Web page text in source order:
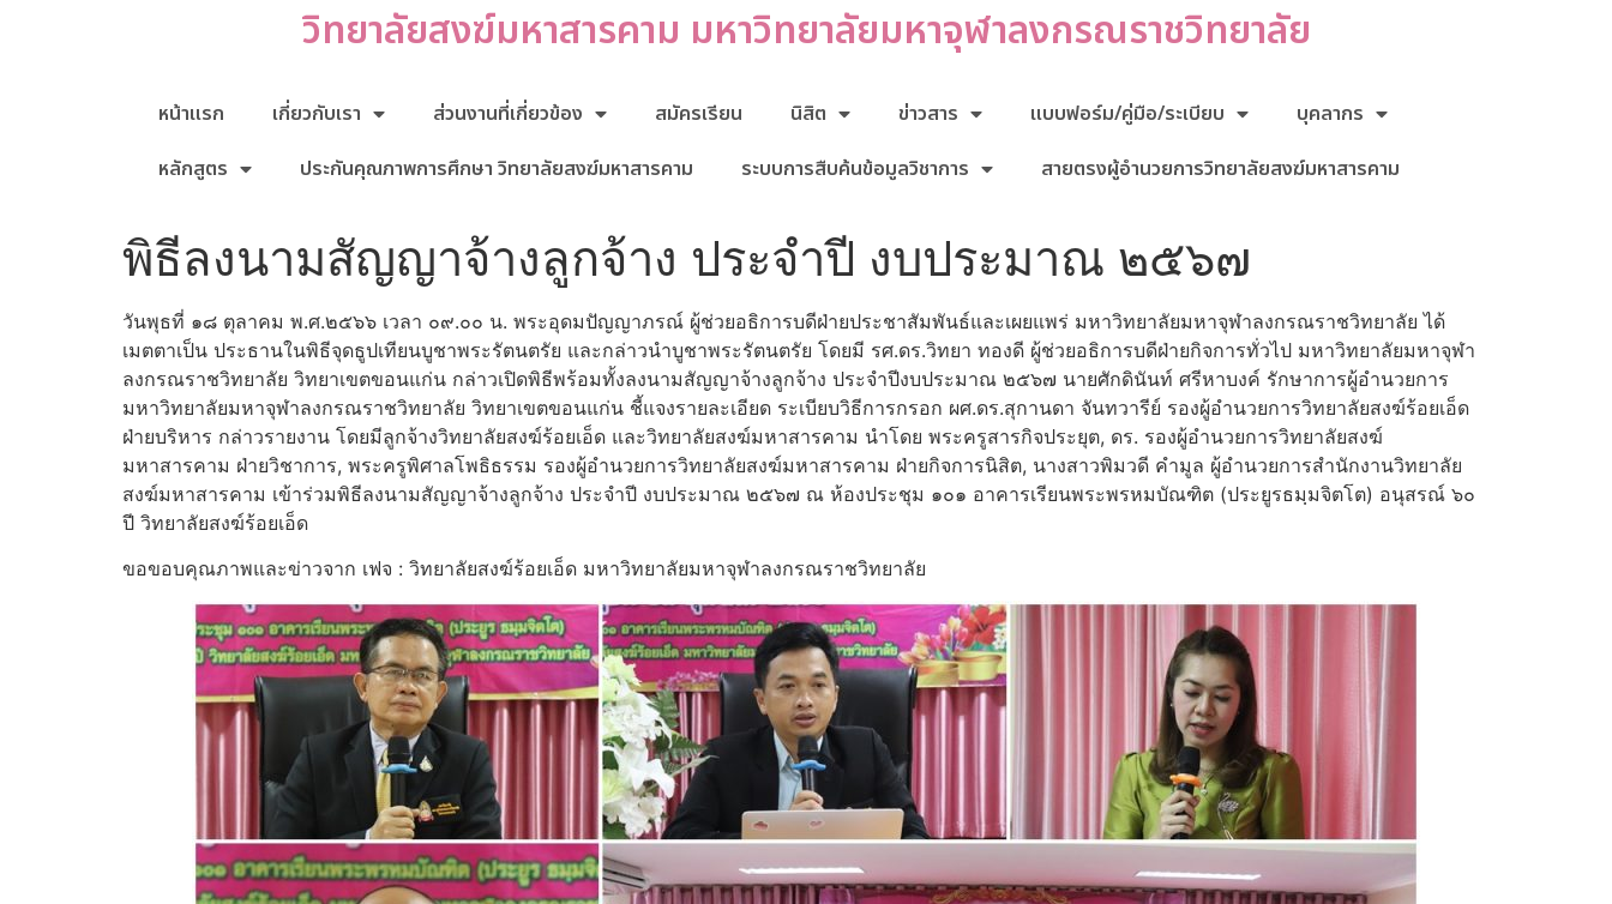
วิทยาลัยสงฆ์มหาสารคาม มหาวิทยาลัยมหาจุฬาลงกรณราชวิทยาลัย
หน้าแรก เกี่ยวกับเรา ส่วนงานที่เกี่ยวข้อง สมัครเรียน นิสิต ข่าวสาร แบบฟอร์ม/คู่มือ/ระเบียบ
บุคลากร
หลักสูตร
ประกันคุณภาพการศึกษา วิทยาลัยสงฆ์มหาสารคาม ระบบการสืบค้นข้อมูลวิชาการ สายตรงผู้อำนวยการวิทยาลัยสงฆ์มหาสารคาม
พิธีลงนามสัญญาจ้างลูกจ้าง ประจําปี งบประมาณ ๒๕๖๗
วันพุธที่ ๑๘ ตุลาคม พ.ศ.๒๕๖๖ เวลา ๐๙.๐๐ น. พระอุดมปัญญาภรณ์ ผู้ช่วยอธิการบดีฝ่ายประชาสัมพันธ์และเผยแพร่ มหาวิทยาลัยมหาจุฬาลงกรณราชวิทยาลัย ได้
เมตตาเป็น ประธานในพิธีจุดธูปเทียนบูชาพระรัตนตรัย และกล่าวนําบูชาพระรัตนตรัย โดยมี รศ.ดร.วิทยา ทองดี ผู้ช่วยอธิการบดีฝ่ายกิจการทั่วไป มหาวิทยาลัยมหาจุฬา
ลงกรณราชวิทยาลัย วิทยาเขตขอนแก่น กล่าวเปิดพิธีพร้อมทั้งลงนามสัญญาจ้างลูกจ้าง ประจําปีงบประมาณ ๒๕๖๗ นายศักดินันท์ ศรีหาบงค์ รักษาการผู้อํานวยการ
มหาวิทยาลัยมหาจุฬาลงกรณราชวิทยาลัย วิทยาเขตขอนแก่น ชี้แจงรายละเอียด ระเบียบวิธีการกรอก ผศ.ดร.สุกานดา จันทวารีย์ รองผู้อํานวยการวิทยาลัยสงฆ์ร้อยเอ็ด
ฝ่ายบริหาร กล่าวรายงาน โดยมีลูกจ้างวิทยาลัยสงฆ์ร้อยเอ็ด และวิทยาลัยสงฆ์มหาสารคาม นำโดย พระครูสารกิจประยุต, ดร. รองผู้อำนวยการวิทยาลัยสงฆ์
มหาสารคาม ฝ่ายวิชาการ, พระครูพิศาลโพธิธรรม รองผู้อำนวยการวิทยาลัยสงฆ์มหาสารคาม ฝ่ายกิจการนิสิต, นางสาวพิมวดี คำมูล ผู้อำนวยการสำนักงานวิทยาลัย
สงฆ์มหาสารคาม เข้าร่วมพิธีลงนามสัญญาจ้างลูกจ้าง ประจําปี งบประมาณ ๒๕๖๗ ณ ห้องประชุม ๑๐๑ อาคารเรียนพระพรหมบัณฑิต (ประยูรธมฺมจิตโต) อนุสรณ์ ๖๐
ปี วิทยาลัยสงฆ์ร้อยเอ็ด
ขอขอบคุณภาพและข่าวจาก เฟจ : วิทยาลัยสงฆ์ร้อยเอ็ด มหาวิทยาลัยมหาจุฬาลงกรณราชวิทยาลัย